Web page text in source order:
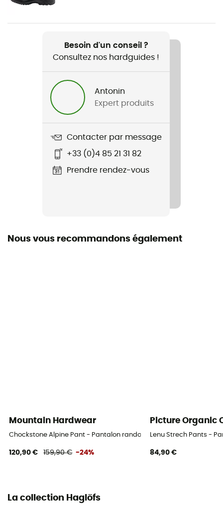
Poids
Nom du produit
Mid Slim Pant
Imperméabilité
Système Fermeture
Besoin d'un conseil ?
Consultez nos hardguides !
Antonin
Expert produits
Contacter par message
+33 (0)4 85 21 31 82
Prendre rendez-vous
Nous vous recommandons également
Mountain Hardwear
Chockstone Alpine Pant - Pantalon randonnée homme
120,90 € 159,90 € -24%
Picture Organic
Lenu Strech Pants -
84,90 €
La collection Haglöfs